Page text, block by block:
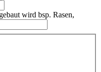
wird bsp. Rasen,